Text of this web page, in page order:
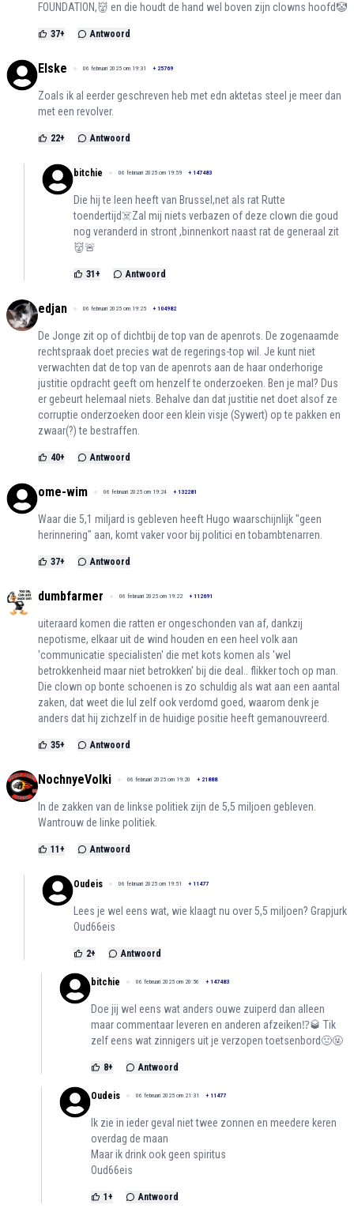
FOUNDATION,👹 en die houdt de hand wel boven zijn clowns hoofd🤡
37+ Antwoord
Elske 06 februari 2025 om 19:31 + 25769
Zoals ik al eerder geschreven heb met edn aktetas steel je meer dan
met een revolver.
22+ Antwoord
bitchie 06 februari 2025 om 19:59 + 147483
Die hij te leen heeft van Brussel,net als rat Rutte
toendertijd☠️Zal mij niets verbazen of deze clown die goud
nog veranderd in stront ,binnenkort naast rat de generaal zit
👹🚨
31 + Antwoord
edjan 06 februari 2025 om 19:25 + 104982
De Jonge zit op of dichtbij de top van de apenrots. De zogenaamde
rechtspraak doet precies wat de regerings-top wil. Je kunt niet
verwachten dat de top van de apenrots aan de haar onderhorige
justitie opdracht geeft om henzelf te onderzoeken. Ben je mal? Dus
er gebeurt helemaal niets. Behalve dan dat justitie net doet alsof ze
corruptie onderzoeken door een klein visje (Sywert) op te pakken en
zwaar(?) te bestraffen.
40+ Antwoord
ome-wim 06 februari 2025 om 19:24 + 132281
Waar die 5,1 miljard is gebleven heeft Hugo waarschijnlijk "geen
herinnering" aan, komt vaker voor bij politici en tobambtenarren.
37+ Antwoord
dumbfarmer 06 februari 2025 om 19:22 + 112691
uiteraard komen die ratten er ongeschonden van af, dankzij
nepotisme, elkaar uit de wind houden en een heel volk aan
'communicatie specialisten' die met kots komen als 'wel
betrokkenheid maar niet betrokken' bij die deal.. flikker toch op man.
Die clown op bonte schoenen is zo schuldig als wat aan een aantal
zaken, dat weet die lul zelf ook verdomd goed, waarom denk je
anders dat hij zichzelf in de huidige positie heeft gemanouvreerd.
35+ Antwoord
NochnyeVolki 06 februari 2025 om 19:20 + 21888
In de zakken van de linkse politiek zijn de 5,5 miljoen gebleven.
Wantrouw de linke politiek.
11 + Antwoord
Oudeis 06 februari 2025 om 19:51 + 11477
Lees je wel eens wat, wie klaagt nu over 5,5 miljoen? Grapjurk
Oud66eis
2+ Antwoord
bitchie 06 februari 2025 om 20:56 + 147483
Doe jij wel eens wat anders ouwe zuiperd dan alleen
maar commentaar leveren en anderen afzeiken⁉️🥃 Tik
zelf eens wat zinnigers uit je verzopen toetsenbord🤢🤬
8+ Antwoord
Oudeis 06 februari 2025 om 21:31 + 11477
Ik zie in ieder geval niet twee zonnen en meedere keren
overdag de maan
Maar ik drink ook geen spiritus
Oud66eis
1 + Antwoord